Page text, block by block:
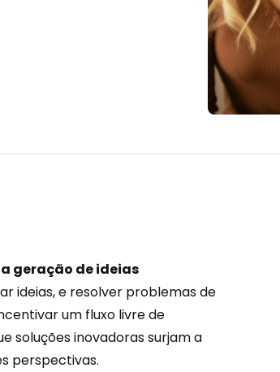
geração de ideias
ideias, e resolver problemas de
um fluxo livre de
soluções inovadorassurjam a
perspectivas.